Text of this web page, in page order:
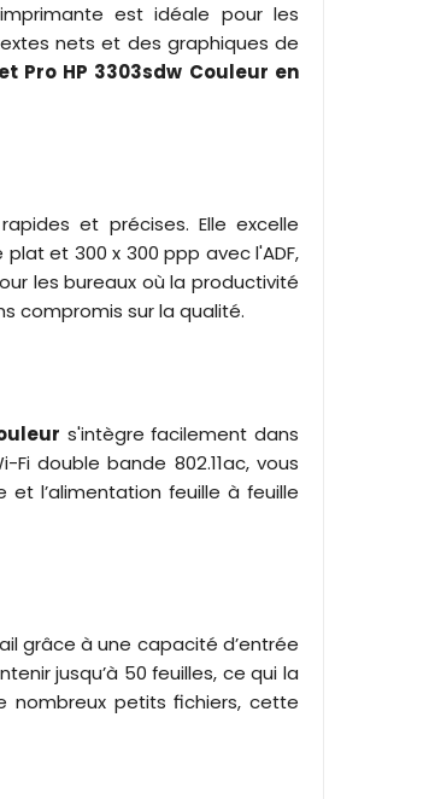
est idéale pour les
nets et des graphiques de
Pro HP 3303sdw Couleur en
et précises. Elle excelle
et 300 x 300 ppp avec l'ADF,
les bureaux où la productivité
compromis sur la qualité.
s'intègre facilement dans
double bande 802.11ac, vous
l’alimentation feuille à feuille
grâce à une capacité d’entrée
jusqu’à 50 feuilles, ce qui la
nombreux petits fichiers, cette